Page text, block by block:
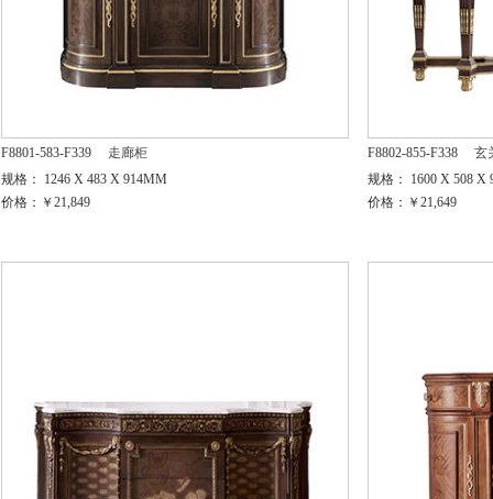
F8801-583-F339
走廊柜
规格： 1246 X 483 X 914MM
价格：￥21,849
F8802-855-F338
玄
规格： 1600 X 508 X
价格：￥21,649